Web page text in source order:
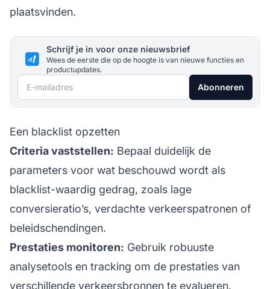
plaatsvinden.
Schrijf je in voor onze nieuwsbrief
Wees de eerste die op de hoogte is van nieuwe functies en
productupdates.
E-mailadres Abonneren
Een blacklist opzetten
Criteria vaststellen: Bepaal duidelijk de
parameters voor wat beschouwd wordt als
blacklist-waardig gedrag, zoals lage
conversieratio’s, verdachte verkeerspatronen of
beleidschendingen.
Prestaties monitoren: Gebruik robuuste
analysetools en tracking om de prestaties van
verschillende verkeersbronnen te evalueren.